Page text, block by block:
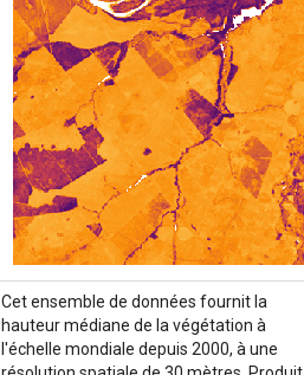
Cet ensemble de données fournit la
hauteur médiane de la végétation à
l'échelle mondiale depuis 2000, à une